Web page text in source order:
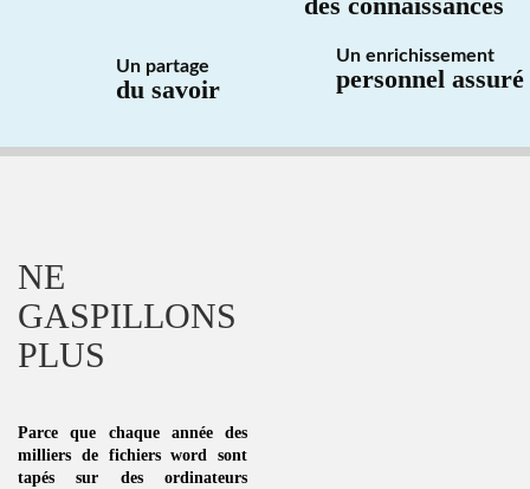
Un partage
du savoir
Un enrichissement
personnel assuré
NE
GASPILLONS
PLUS
Parce que chaque année des
milliers de fichiers word sont
tapés sur des ordinateurs